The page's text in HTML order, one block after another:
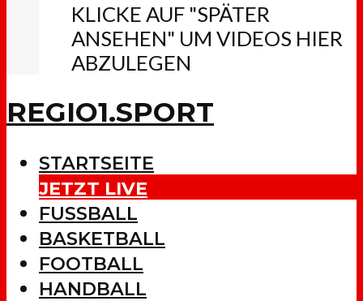
KLICKE AUF "SPÄTER
ANSEHEN" UM VIDEOS HIER
ABZULEGEN
REGIO1.SPORT
STARTSEITE
JETZT LIVE
FUSSBALL
BASKETBALL
FOOTBALL
HANDBALL